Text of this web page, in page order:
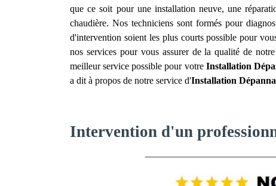
que ce soit pour une installation neuve, une
chaudière. Nos techniciens sont formés pour
d'intervention soient les plus courts possible pour
nos services pour vous assurer de la qualité de
meilleur service possible pour votre Installation
a dit à propos de notre service d'Installation
Intervention d'un